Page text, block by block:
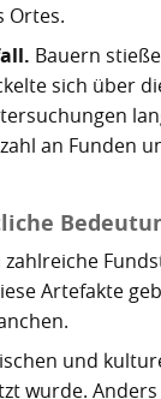
Ortes.
Bauern
sich über
an Funden
Artefakte
und
wurde.